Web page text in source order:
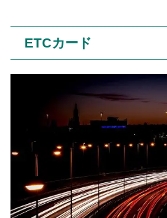
ETCカード